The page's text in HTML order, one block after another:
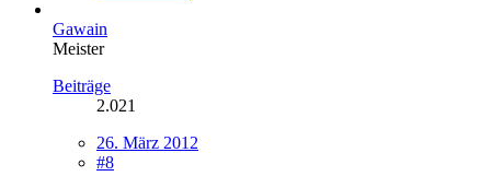
Gawain
Meister
Beiträge
2.021
26. März 2012
#8